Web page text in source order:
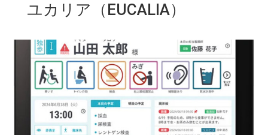
ユカリア（EUCALIA）